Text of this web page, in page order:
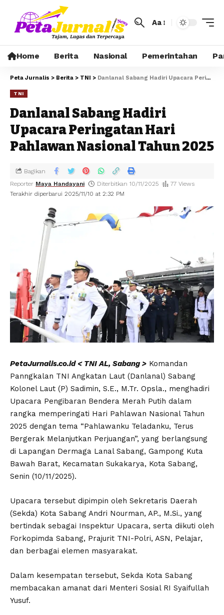
Aa
Home Berita Nasional Pemerintahan
Peta Jurnalis > Berita > TNI > Danlanal Sabang Hadiri Upacara Peringatan Hari Pahlawan Nasional Tahun 2025
TNI
Danlanal Sabang Hadiri
Upacara Peringatan Hari
Pahlawan Nasional Tahun 2025
Terakhir diperbarui 2025/11/10 at 2:32 PM
Reporter Maya Handayani Diterbitkan 10/11/2025 77 Views
Bagikan
PetaJurnalis.co.id < TNI AL, Sabang > Komandan
Panngkalan TNI Angkatan Laut (Danlanal) Sabang
Kolonel Laut (P) Sadimin, S.E., M.Tr. Opsla., menghadiri
Upacara Pengibaran Bendera Merah Putih dalam
rangka memperingati Hari Pahlawan Nasional Tahun
2025 dengan tema “Pahlawanku Teladanku, Terus
Bergerak Melanjutkan Perjuangan”, yang berlangsung
di Lapangan Dermaga Lanal Sabang, Gampong Kuta
Bawah Barat, Kecamatan Sukakarya, Kota Sabang,
Senin (10/11/2025).
Upacara tersebut dipimpin oleh Sekretaris Daerah
(Sekda) Kota Sabang Andri Nourman, AP., M.Si., yang
bertindak sebagai Inspektur Upacara, serta diikuti oleh
Forkopimda Sabang, Prajurit TNI-Polri, ASN, Pelajar,
dan berbagai elemen masyarakat.
Dalam kesempatan tersebut, Sekda Kota Sabang
membacakan amanat dari Menteri Sosial RI Syaifullah
Yusuf.